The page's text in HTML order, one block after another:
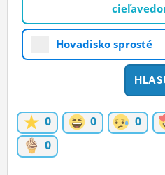
Hovadisko sprosté
0 0 0
0